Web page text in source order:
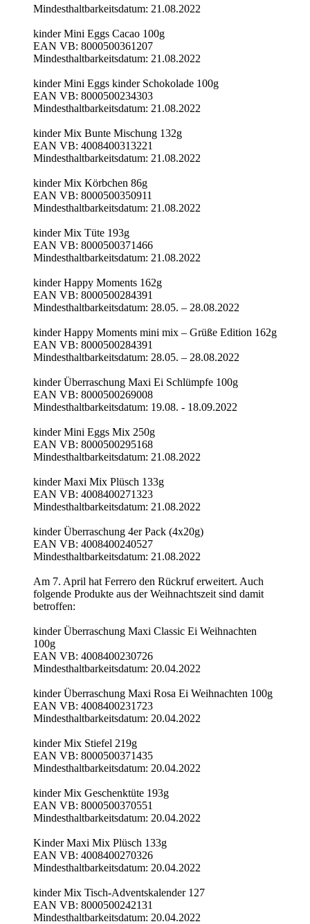
Mindesthaltbarkeitsdatum: 21.08.2022
kinder Mini Eggs Cacao 100g
EAN VB: 8000500361207
Mindesthaltbarkeitsdatum: 21.08.2022
kinder Mini Eggs kinder Schokolade 100g
EAN VB: 8000500234303
Mindesthaltbarkeitsdatum: 21.08.2022
kinder Mix Bunte Mischung 132g
EAN VB: 4008400313221
Mindesthaltbarkeitsdatum: 21.08.2022
kinder Mix Körbchen 86g
EAN VB: 8000500350911
Mindesthaltbarkeitsdatum: 21.08.2022
kinder Mix Tüte 193g
EAN VB: 8000500371466
Mindesthaltbarkeitsdatum: 21.08.2022
kinder Happy Moments 162g
EAN VB: 8000500284391
Mindesthaltbarkeitsdatum: 28.05. – 28.08.2022
kinder Happy Moments mini mix – Grüße Edition 162g
EAN VB: 8000500284391
Mindesthaltbarkeitsdatum: 28.05. – 28.08.2022
kinder Überraschung Maxi Ei Schlümpfe 100g
EAN VB: 8000500269008
Mindesthaltbarkeitsdatum: 19.08. - 18.09.2022
kinder Mini Eggs Mix 250g
EAN VB: 8000500295168
Mindesthaltbarkeitsdatum: 21.08.2022
kinder Maxi Mix Plüsch 133g
EAN VB: 4008400271323
Mindesthaltbarkeitsdatum: 21.08.2022
kinder Überraschung 4er Pack (4x20g)
EAN VB: 4008400240527
Mindesthaltbarkeitsdatum: 21.08.2022
Am 7. April hat Ferrero den Rückruf erweitert. Auch
folgende Produkte aus der Weihnachtszeit sind damit
betroffen:
kinder Überraschung Maxi Classic Ei Weihnachten
100g
EAN VB: 4008400230726
Mindesthaltbarkeitsdatum: 20.04.2022
kinder Überraschung Maxi Rosa Ei Weihnachten 100g
EAN VB: 4008400231723
Mindesthaltbarkeitsdatum: 20.04.2022
kinder Mix Stiefel 219g
EAN VB: 8000500371435
Mindesthaltbarkeitsdatum: 20.04.2022
kinder Mix Geschenktüte 193g
EAN VB: 8000500370551
Mindesthaltbarkeitsdatum: 20.04.2022
Kinder Maxi Mix Plüsch 133g
EAN VB: 4008400270326
Mindesthaltbarkeitsdatum: 20.04.2022
kinder Mix Tisch-Adventskalender 127
EAN VB: 8000500242131
Mindesthaltbarkeitsdatum: 20.04.2022